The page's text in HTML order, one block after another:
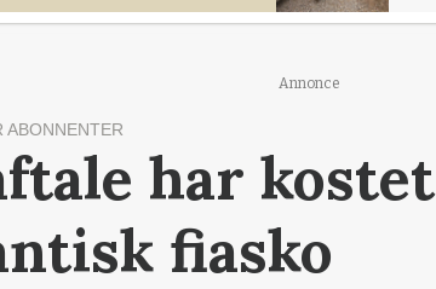
Annonce
ABONNENTER
har
fiasko